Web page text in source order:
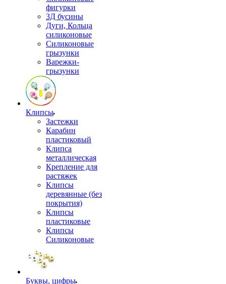
фигурки
3Д бусины
Дуги, Кольца
силиконовые
Силиконовые
грызунки
Варежки-
грызунки
Клипсы
Застежки
Карабин
пластиковый
Клипса
металлическая
Крепление для
растяжек
Клипсы
деревянные (без
покрытия)
Клипсы
пластиковые
Клипсы
Силиконовые
Буквы, цифры